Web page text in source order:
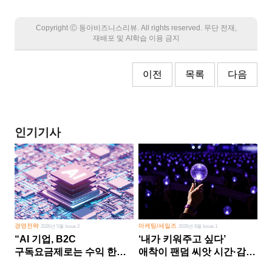
Copyright Ⓒ 동아비즈니스리뷰. All rights reserved. 무단 전재,
재배포 및 AI학습 이용 금지
이전 목록 다음
인기기사
경영전략2026년 5월 Issue 2
“AI 기업, B2C
구독요금제로는 수익 한계
마케팅/세일즈 2026년 8월 Issue 1
‘내가 키워주고 싶다’
애착이 팬덤 씨앗 시간·감정